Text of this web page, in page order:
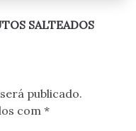
SALTEADOS
publicado.
com*